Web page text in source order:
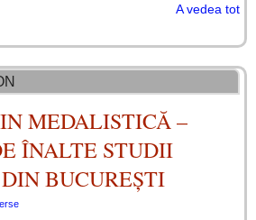
A vedea tot
MEDALISTICĂ –
ÎNALTE STUDII
BUCUREȘTI